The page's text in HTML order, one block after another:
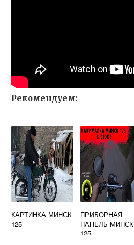
Рекомендуем:
КАРТИНКА МИНСК
125
ПРИБОРНАЯ
ПАНЕЛЬ МИНСК
125